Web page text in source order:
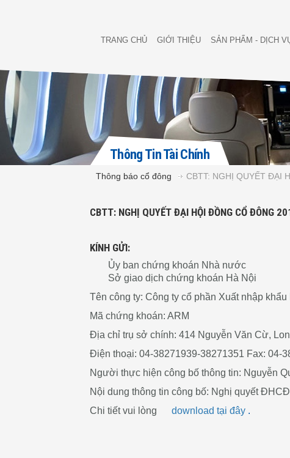
TRANG CHỦ GIỚI THIỆU SẢN PHẨM - DỊCH
Thông Tin Tài Chính
Thông báo cổ đông CBTT: NGHỊ QUYẾT ĐẠI
CBTT: NGHỊ QUYẾT ĐẠI HỘI ĐỒNG CỔ ĐÔNG
KÍNH GỬI:
Ủy ban chứng khoán Nhà nước
Sở giao dịch chứng khoán Hà Nội
Tên công ty: Công ty cổ phần Xuất nhập khẩu
Mã chứng khoán: ARM
Địa chỉ trụ sở chính: 414 Nguyễn Văn Cừ,
Điện thoại: 04-38271939-38271351 Fax: 04-
Người thực hiện công bố thông tin: Nguyễn
Nội dung thông tin công bố: Nghị quyết
Chi tiết vui lòng
download tại đây .